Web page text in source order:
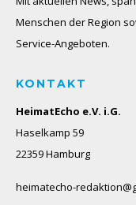
Menschen der Region
Service-Angeboten.
KONTAKT
HeimatEcho e.V. i.G.
Haselkamp 59
22359 Hamburg
heimatecho-